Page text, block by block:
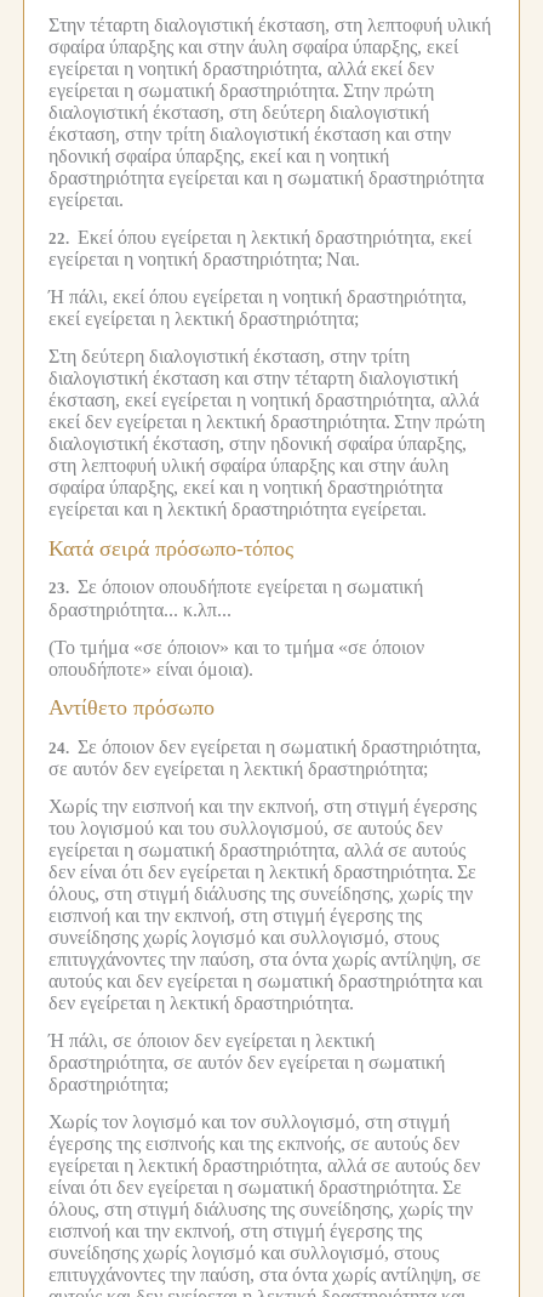
Στην τέταρτη διαλογιστική έκσταση, στη λεπτοφυή υλική
σφαίρα ύπαρξης και στην άυλη σφαίρα ύπαρξης, εκεί
εγείρεται η νοητική δραστηριότητα, αλλά εκεί δεν
εγείρεται η σωματική δραστηριότητα. Στην πρώτη
διαλογιστική έκσταση, στη δεύτερη διαλογιστική
έκσταση, στην τρίτη διαλογιστική έκσταση και στην
ηδονική σφαίρα ύπαρξης, εκεί και η νοητική
δραστηριότητα εγείρεται και η σωματική δραστηριότητα
εγείρεται.
22. Εκεί όπου εγείρεται η λεκτική δραστηριότητα, εκεί
εγείρεται η νοητική δραστηριότητα; Ναι.
Ή πάλι, εκεί όπου εγείρεται η νοητική δραστηριότητα,
εκεί εγείρεται η λεκτική δραστηριότητα;
Στη δεύτερη διαλογιστική έκσταση, στην τρίτη
διαλογιστική έκσταση και στην τέταρτη διαλογιστική
έκσταση, εκεί εγείρεται η νοητική δραστηριότητα, αλλά
εκεί δεν εγείρεται η λεκτική δραστηριότητα. Στην πρώτη
διαλογιστική έκσταση, στην ηδονική σφαίρα ύπαρξης,
στη λεπτοφυή υλική σφαίρα ύπαρξης και στην άυλη
σφαίρα ύπαρξης, εκεί και η νοητική δραστηριότητα
εγείρεται και η λεκτική δραστηριότητα εγείρεται.
Κατά σειρά πρόσωπο-τόπος
23. Σε όποιον οπουδήποτε εγείρεται η σωματική
δραστηριότητα... κ.λπ...
(Το τμήμα «σε όποιον» και το τμήμα «σε όποιον
οπουδήποτε» είναι όμοια).
Αντίθετο πρόσωπο
24. Σε όποιον δεν εγείρεται η σωματική δραστηριότητα,
σε αυτόν δεν εγείρεται η λεκτική δραστηριότητα;
Χωρίς την εισπνοή και την εκπνοή, στη στιγμή έγερσης
του λογισμού και του συλλογισμού, σε αυτούς δεν
εγείρεται η σωματική δραστηριότητα, αλλά σε αυτούς
δεν είναι ότι δεν εγείρεται η λεκτική δραστηριότητα. Σε
όλους, στη στιγμή διάλυσης της συνείδησης, χωρίς την
εισπνοή και την εκπνοή, στη στιγμή έγερσης της
συνείδησης χωρίς λογισμό και συλλογισμό, στους
επιτυγχάνοντες την παύση, στα όντα χωρίς αντίληψη, σε
αυτούς και δεν εγείρεται η σωματική δραστηριότητα και
δεν εγείρεται η λεκτική δραστηριότητα.
Ή πάλι, σε όποιον δεν εγείρεται η λεκτική
δραστηριότητα, σε αυτόν δεν εγείρεται η σωματική
δραστηριότητα;
Χωρίς τον λογισμό και τον συλλογισμό, στη στιγμή
έγερσης της εισπνοής και της εκπνοής, σε αυτούς δεν
εγείρεται η λεκτική δραστηριότητα, αλλά σε αυτούς δεν
είναι ότι δεν εγείρεται η σωματική δραστηριότητα. Σε
όλους, στη στιγμή διάλυσης της συνείδησης, χωρίς την
εισπνοή και την εκπνοή, στη στιγμή έγερσης της
συνείδησης χωρίς λογισμό και συλλογισμό, στους
επιτυγχάνοντες την παύση, στα όντα χωρίς αντίληψη, σε